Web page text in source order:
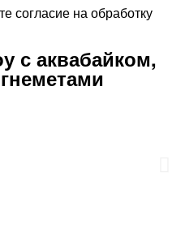
согласие на обработку
с аквабайком,